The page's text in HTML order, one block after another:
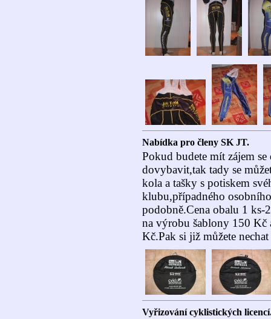
Nabídka pro členy SK JT.
Pokud budete mít zájem
dovybavit,tak tady se
kola a tašky s potiskem
klubu,případného
podobně.Cena obalu 1
na výrobu šablony 150 Kč
Kč.Pak si již můžete
Vyřizování cyklistických